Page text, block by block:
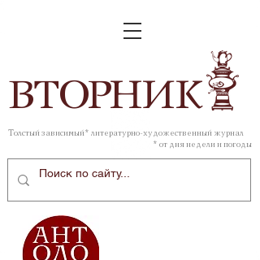
ВТОРНИК
Толстый зависимый* литературно-художественный журнал
* от дня недели и погоды